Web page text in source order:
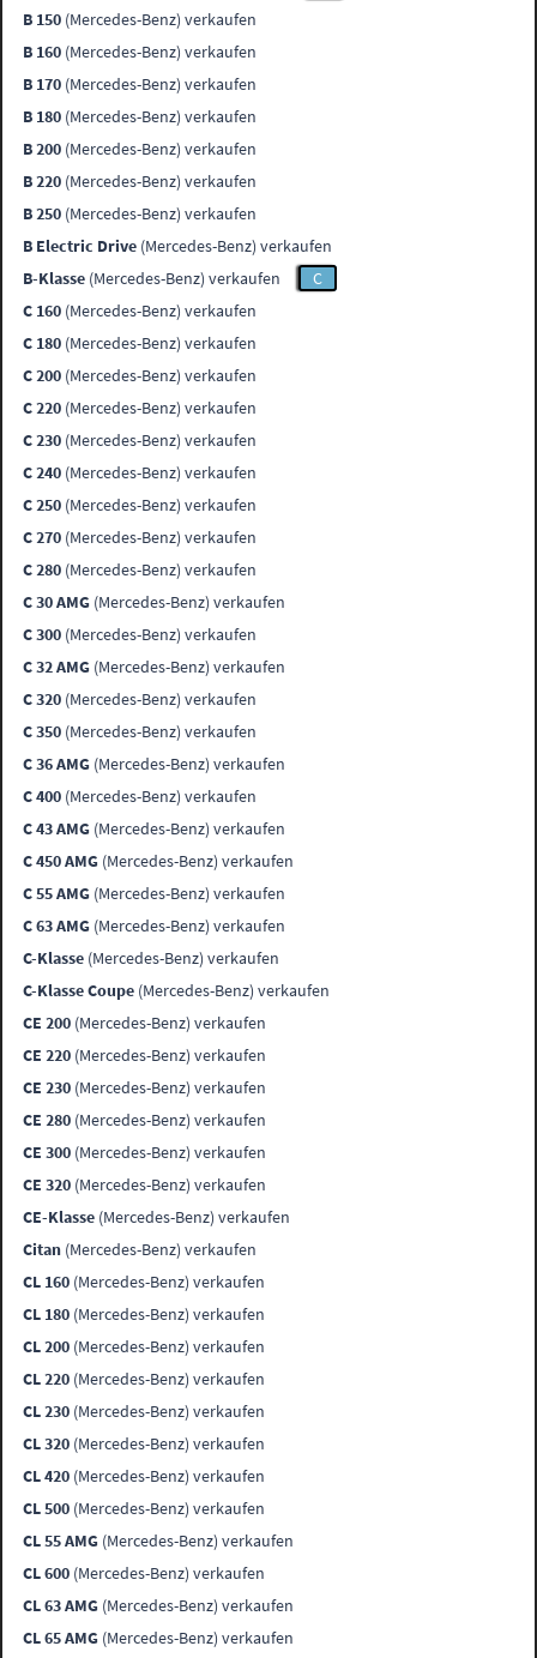
B 150 (Mercedes-Benz) verkaufen
B 160 (Mercedes-Benz) verkaufen
B 170 (Mercedes-Benz) verkaufen
B 180 (Mercedes-Benz) verkaufen
B 200 (Mercedes-Benz) verkaufen
B 220 (Mercedes-Benz) verkaufen
B 250 (Mercedes-Benz) verkaufen
B Electric Drive (Mercedes-Benz) verkaufen
B-Klasse (Mercedes-Benz) verkaufen
C
C 160 (Mercedes-Benz) verkaufen
C 180 (Mercedes-Benz) verkaufen
C 200 (Mercedes-Benz) verkaufen
C 220 (Mercedes-Benz) verkaufen
C 230 (Mercedes-Benz) verkaufen
C 240 (Mercedes-Benz) verkaufen
C 250 (Mercedes-Benz) verkaufen
C 270 (Mercedes-Benz) verkaufen
C 280 (Mercedes-Benz) verkaufen
C 30 AMG (Mercedes-Benz) verkaufen
C 300 (Mercedes-Benz) verkaufen
C 32 AMG (Mercedes-Benz) verkaufen
C 320 (Mercedes-Benz) verkaufen
C 350 (Mercedes-Benz) verkaufen
C 36 AMG (Mercedes-Benz) verkaufen
C 400 (Mercedes-Benz) verkaufen
C 43 AMG (Mercedes-Benz) verkaufen
C 450 AMG (Mercedes-Benz) verkaufen
C 55 AMG (Mercedes-Benz) verkaufen
C 63 AMG (Mercedes-Benz) verkaufen
C-Klasse (Mercedes-Benz) verkaufen
C-Klasse Coupe (Mercedes-Benz) verkaufen
CE 200 (Mercedes-Benz) verkaufen
CE 220 (Mercedes-Benz) verkaufen
CE 230 (Mercedes-Benz) verkaufen
CE 280 (Mercedes-Benz) verkaufen
CE 300 (Mercedes-Benz) verkaufen
CE 320 (Mercedes-Benz) verkaufen
CE-Klasse (Mercedes-Benz) verkaufen
Citan (Mercedes-Benz) verkaufen
CL 160 (Mercedes-Benz) verkaufen
CL 180 (Mercedes-Benz) verkaufen
CL 200 (Mercedes-Benz) verkaufen
CL 220 (Mercedes-Benz) verkaufen
CL 230 (Mercedes-Benz) verkaufen
CL 320 (Mercedes-Benz) verkaufen
CL 420 (Mercedes-Benz) verkaufen
CL 500 (Mercedes-Benz) verkaufen
CL 55 AMG (Mercedes-Benz) verkaufen
CL 600 (Mercedes-Benz) verkaufen
CL 63 AMG (Mercedes-Benz) verkaufen
CL 65 AMG (Mercedes-Benz) verkaufen